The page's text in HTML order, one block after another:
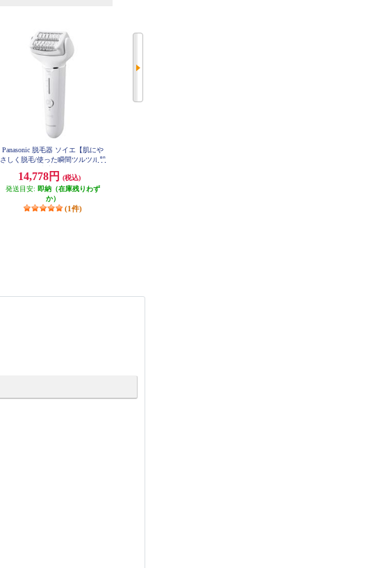
Panasonic 脱毛器 ソイエ【肌にや
さしく脱毛/使った瞬間ツルツル肌
ト】 ES-EY4A-W
14,778円
(税込)
発送目安: 即納（在庫残りわず
か）
(1件)